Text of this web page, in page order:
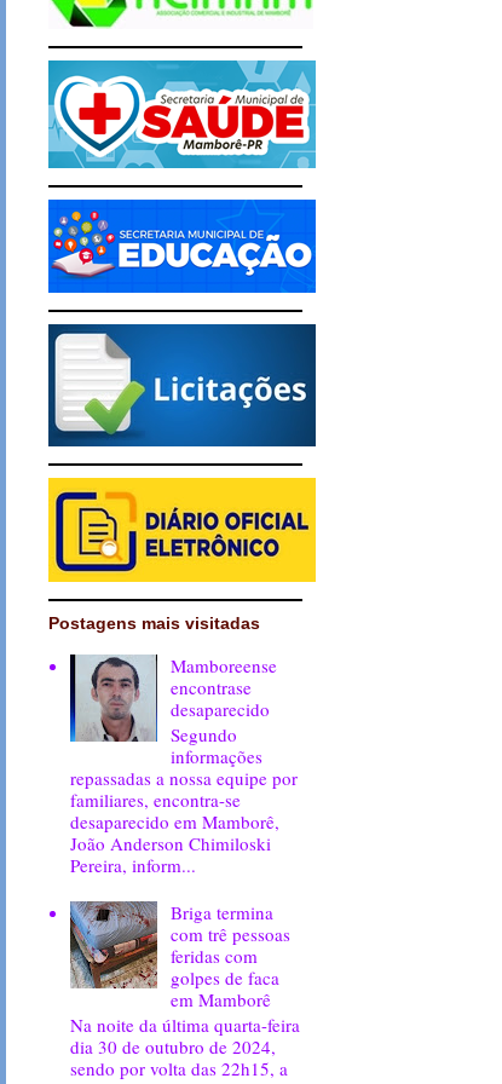
Postagens mais visitadas
Mamboreense
encontrase
desaparecido
Segundo
informações
repassadas a nossa equipe por
familiares, encontra-se
desaparecido em Mamborê,
João Anderson Chimiloski
Pereira, inform...
Briga termina
com trê pessoas
feridas com
golpes de faca
em Mamborê
Na noite da última quarta-feira
dia 30 de outubro de 2024,
sendo por volta das 22h15, a